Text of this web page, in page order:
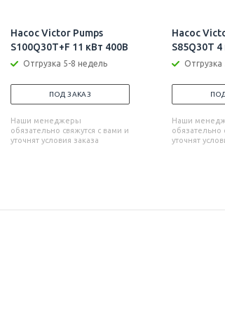
Насос Victor Pumps
S100Q30T+F 11 кВт 400В
Отгрузка 5-8 недель
ПОД ЗАКАЗ
Наши менеджеры
обязательно свяжутся с вами и
уточнят условия заказа
Насос
S85Q30T
Наши
обязательно
уточнят